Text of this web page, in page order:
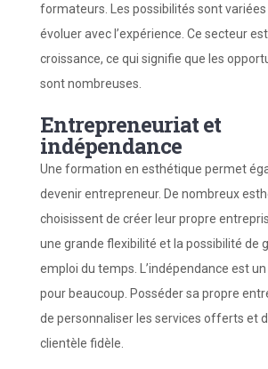
formateurs. Les possibilités sont
évoluer avec l’expérience. Ce secteur
croissance, ce qui signifie que les
sont nombreuses.
Entrepreneuriat et
indépendance
Une formation en esthétique permet
devenir entrepreneur. De nombreux
choisissent de créer leur propre
une grande flexibilité et la possibilité de
emploi du temps. L’indépendance est
pour beaucoup. Posséder sa propre
de personnaliser les services offerts et
clientèle fidèle.